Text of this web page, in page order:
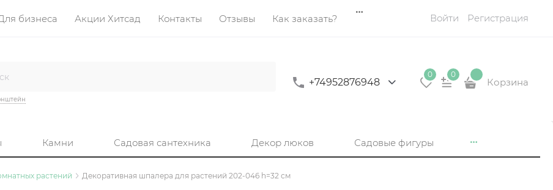
бизнеса Акции Хитсад Контакты Отзывы Как заказать? Войти Регистрация
+74952876948
0 0
Корзина
Камни Садовая сантехника Декор люков Садовые фигуры
растений Декоративная шпалера для растений 202-046 h=32 см